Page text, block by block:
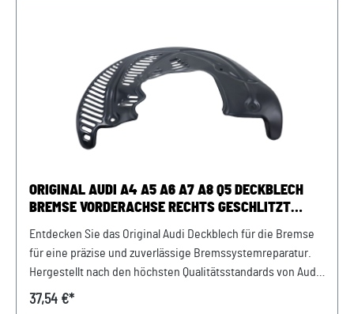
Bestellung oder in der Kaufabwicklung die 17-stellige
Fahrgestellnummer (Bsp. VW: WVWZZZ... Audi: WAUZZZ...)
Ihres Fahrzeugs mitzuteilen. Wir prüfen vorab, ob der
gewünschte Artikel zum Fahrzeug passt
ORIGINAL AUDI A4 A5 A6 A7 A8 Q5 DECKBLECH
BREMSE VORDERACHSE RECHTS GESCHLITZT
Entdecken Sie das Original Audi Deckblech für die Bremse
für eine präzise und zuverlässige Bremssystemreparatur.
Hergestellt nach den höchsten Qualitätsstandards von Audi,
um optimale Leistung und Sicherheit zu gewährleisten.
37,54 €*